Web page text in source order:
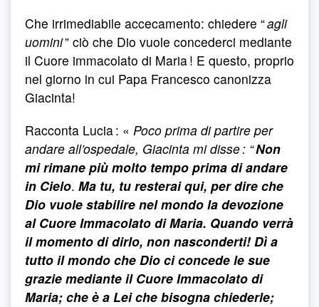
Che irrimediabile accecamento: chiedere “agli
uomini” ciò che Dio vuole concederci mediante
il Cuore immacolato di Maria ! E questo, proprio
nel giorno in cui Papa Francesco canonizza
Giacinta!
Racconta Lucia : « Poco prima di partire per
andare all’ospedale, Giacinta mi disse : “Non
mi rimane più molto tempo prima di andare
in Cielo. Ma tu, tu resterai qui, per dire che
Dio vuole stabilire nel mondo la devozione
al Cuore Immacolato di Maria. Quando verrà
il momento di dirlo, non nasconderti! Dì a
tutto il mondo che Dio ci concede le sue
grazie mediante il Cuore Immacolato di
Maria; che è a Lei che bisogna chiederle;